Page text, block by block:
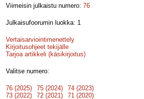
Viimeisin julkaistu numero:76
Julkaisufoorumin luokka: 1
Vertaisarviointimenettely
Kirjoitusohjeet tekijälle
Tarjoa artikkeli (käsikirjoitus)
Valitse numero:
76 (2025) 75 (2024)
74 (2023)
73 (2022)
72 (2021)
71 (2020)